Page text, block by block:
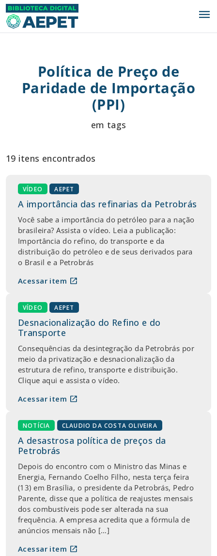
menu
Política de Preço de
Paridade de Importação
(PPI)
em tags
19 itens encontrados
VÍDEO AEPET
A importância das refinarias da Petrobrás
Você sabe a importância do petróleo para a nação
brasileira? Assista o vídeo. Leia a publicação:
Importância do refino, do transporte e da
distribuição do petróleo e de seus derivados para
o Brasil e a Petrobrás
Acessar item open_in_new
VÍDEO AEPET
Desnacionalização do Refino e do
Transporte
Consequências da desintegração da Petrobrás por
meio da privatização e desnacionalização da
estrutura de refino, transporte e distribuição.
Clique aqui e assista o vídeo.
Acessar item open_in_new
NOTÍCIA CLAUDIO DA COSTA OLIVEIRA
A desastrosa política de preços da
Petrobrás
Depois do encontro com o Ministro das Minas e
Energia, Fernando Coelho Filho, nesta terça feira
(13) em Brasília, o presidente da Petrobrás, Pedro
Parente, disse que a política de reajustes mensais
dos combustíveis pode ser alterada na sua
frequência. A empresa acredita que a fórmula de
anúncios mensais não […]
Acessar item open_in_new